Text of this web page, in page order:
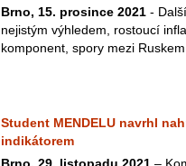
Brno, 15. prosince 2021 -
nejistým výhledem, rostoucí
komponent, spory mezi
Student MENDELU navrhl
indikátorem